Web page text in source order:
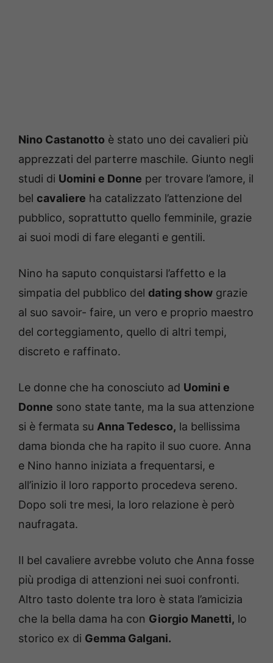
Nino Castanotto è stato uno dei cavalieri più
apprezzati del parterre maschile. Giunto negli
studi di Uomini e Donne per trovare l’amore, il
bel cavaliere ha catalizzato l’attenzione del
pubblico, soprattutto quello femminile, grazie
ai suoi modi di fare eleganti e gentili.
Nino ha saputo conquistarsi l’affetto e la
simpatia del pubblico del dating show grazie
al suo savoir- faire, un vero e proprio maestro
del corteggiamento, quello di altri tempi,
discreto e raffinato.
Le donne che ha conosciuto ad Uomini e
Donne sono state tante, ma la sua attenzione
si è fermata su Anna Tedesco, la bellissima
dama bionda che ha rapito il suo cuore. Anna
e Nino hanno iniziata a frequentarsi, e
all’inizio il loro rapporto procedeva sereno.
Dopo soli tre mesi, la loro relazione è però
naufragata.
Il bel cavaliere avrebbe voluto che Anna fosse
più prodiga di attenzioni nei suoi confronti.
Altro tasto dolente tra loro è stata l’amicizia
che la bella dama ha con Giorgio Manetti, lo
storico ex di Gemma Galgani.